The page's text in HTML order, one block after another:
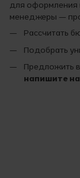
для оформления
менеджеры —
Рассчитать
Подобрать
Предложить
напишите